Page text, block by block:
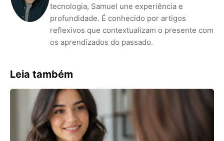
tecnologia, Samuel une experiência e
profundidade. É conhecido por artigos
reflexivos que contextualizam o presente com
os aprendizados do passado.
Leia também